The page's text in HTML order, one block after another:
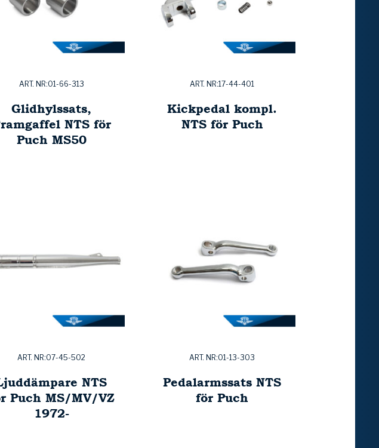
ART. NR:01-66-313
Glidhylssats,
NTS för
Puch MS50
ART. NR:17-44-401
Kickpedal kompl.
NTS för Puch
ART. NR:07-45-502
NTS
Puch MS/MV/VZ
1972-
ART. NR:01-13-303
Pedalarmssats NTS
för Puch